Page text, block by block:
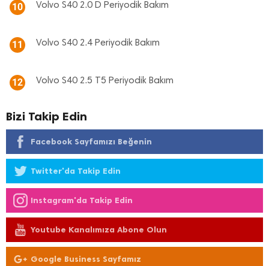
10 Volvo S40 2.0 D Periyodik Bakım
11 Volvo S40 2.4 Periyodik Bakım
12 Volvo S40 2.5 T5 Periyodik Bakım
Bizi Takip Edin
Facebook Sayfamızı Beğenin
Twitter'da Takip Edin
Instagram'da Takip Edin
Youtube Kanalımıza Abone Olun
Google Business Sayfamız